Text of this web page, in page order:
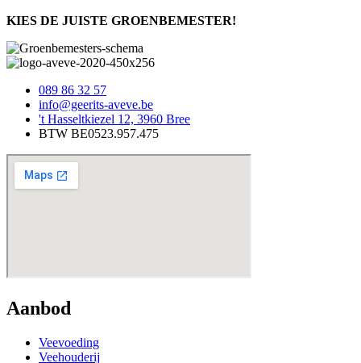
KIES DE JUISTE GROENBEMESTER!
089 86 32 57
info@geerits-aveve.be
't Hasseltkiezel 12, 3960 Bree
BTW BE0523.957.475
Aanbod
Veevoeding
Veehouderij